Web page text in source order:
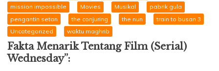
mission impossible
Movies Musikal
pabrik gula
pengantin setan
the conjuring the nun
train to busan 3
Uncategorized
waktu maghrib
Fakta Menarik Tentang Film (Serial)
Wednesday”: